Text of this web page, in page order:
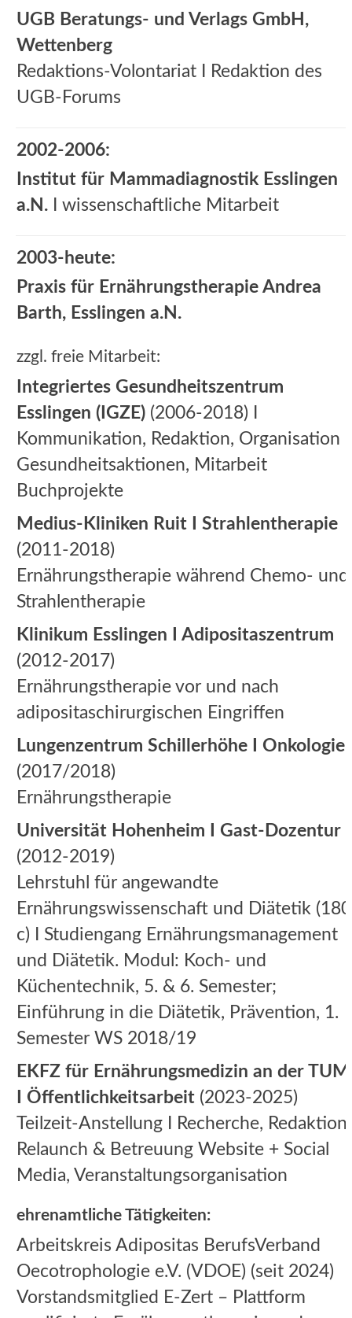
UGB Beratungs- und Verlags GmbH,
Wettenberg
Redaktions-Volontariat I Redaktion des
UGB-Forums
2002-2006:
Institut für Mammadiagnostik Esslingen
a.N. I wissenschaftliche Mitarbeit
2003-heute:
Praxis für Ernährungstherapie Andrea
Barth, Esslingen a.N.
zzgl. freie Mitarbeit:
Integriertes Gesundheitszentrum
Esslingen (IGZE) (2006-2018) I
Kommunikation, Redaktion, Organisation
Gesundheitsaktionen, Mitarbeit
Buchprojekte
Medius-Kliniken Ruit I Strahlentherapie
(2011-2018)
Ernährungstherapie während Chemo- und
Strahlentherapie
Klinikum Esslingen I Adipositaszentrum
(2012-2017)
Ernährungstherapie vor und nach
adipositaschirurgischen Eingriffen
Lungenzentrum Schillerhöhe I Onkologie
(2017/2018)
Ernährungstherapie
Universität Hohenheim I Gast-Dozentur
(2012-2019)
Lehrstuhl für angewandte
Ernährungswissenschaft und Diätetik (180
c) I Studiengang Ernährungsmanagement
und Diätetik. Modul: Koch- und
Küchentechnik, 5. & 6. Semester;
Einführung in die Diätetik, Prävention, 1.
Semester WS 2018/19
EKFZ für Ernährungsmedizin an der TUM
I Öffentlichkeitsarbeit (2023-2025)
Teilzeit-Anstellung I Recherche, Redaktion,
Relaunch & Betreuung Website + Social
Media, Veranstaltungsorganisation
ehrenamtliche Tätigkeiten:
Arbeitskreis Adipositas BerufsVerband
Oecotrophologie e.V. (VDOE) (seit 2024)
Vorstandsmitglied E-Zert – Plattform